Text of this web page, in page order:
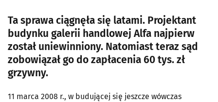
Ta sprawa ciągnęła się latami. Projektant
budynku galerii handlowej Alfa najpierw
został uniewinniony. Natomiast teraz sąd
zobowiązał go do zapłacenia 60 tys. zł
grzywny.
11 marca 2008 r., w budującej się jeszcze wówczas